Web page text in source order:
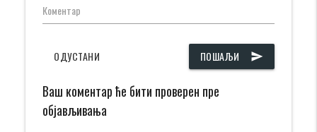
Коментар
ПОШАЉИ send
ОДУСТАНИ
Ваш коментар ће бити проверен пре
објављивања